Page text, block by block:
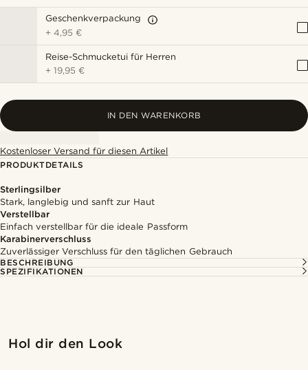
Geschenkverpackung
+4,95 €
Reise-Schmucketui für Herren
+19,95 €
IN DEN WARENKORB
Kostenloser Versand für diesen Artikel
PRODUKTDETAILS
Sterlingsilber
Stark, langlebig und sanft zur Haut
Verstellbar
Einfach verstellbar für die ideale Passform
Karabinerverschluss
Zuverlässiger Verschluss für den täglichen Gebrauch
BESCHREIBUNG
SPEZIFIKATIONEN
Hol dir den Look